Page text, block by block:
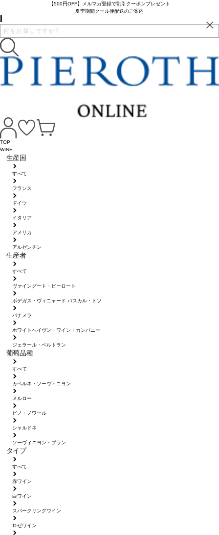
【500円OFF】メルマガ登録で割引クーポンプレゼント
夏季期間クール便配送のご案内
TOP
WINE
生産国
すべて
フランス
ドイツ
イタリア
アメリカ
アルゼンチン
生産者
すべて
ヴァイングート・ピーロート
ボデガス・ヴィニャード パスカル・トソ
パナメラ
ホワイトへイヴン・ワイン・カンパニー
ジェラール・ベルトラン
葡萄品種
すべて
カベルネ・ソーヴィニヨン
メルロー
ピノ・ノワール
シャルドネ
ソーヴィニヨン・ブラン
タイプ
すべて
赤ワイン
白ワイン
スパークリングワイン
ロゼワイン